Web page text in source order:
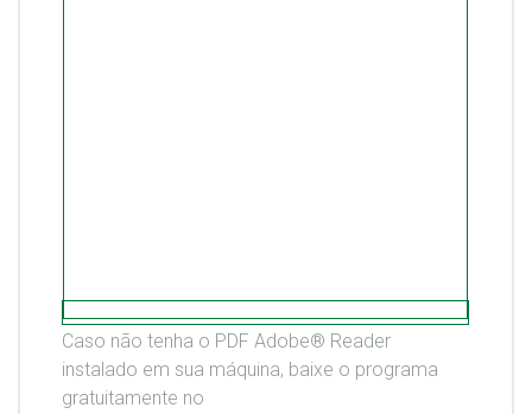
Caso não tenha o PDF Adobe® Reader
instalado em sua máquina, baixe o programa
gratuitamente no